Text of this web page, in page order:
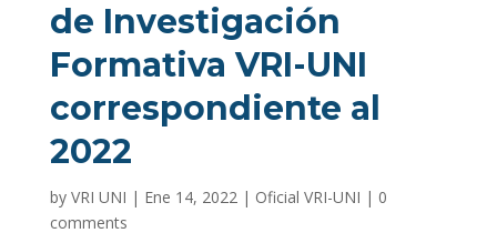
de Investigación
Formativa VRI-UNI
correspondiente al
2022
by VRI UNI | Ene 14, 2022| Oficial VRI-UNI | 0
comments